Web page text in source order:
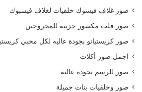
صور غلاف فيسوك خلفيات لغلاف فيسبوك
صور قلب مكسور حزينة للمجروحين
صور كريستيانو بجودة عاليه لكل محبي
اجمل صور أكلات
صور للرسم بجودة عالية
صور وخلفيات بنات جميلة